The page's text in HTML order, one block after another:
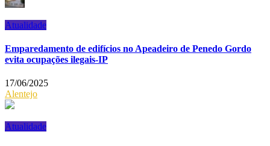
Atualidade
Emparedamento de edifícios no Apeadeiro de Penedo Gordo
evita ocupações ilegais-IP
17/06/2025
Alentejo
Atualidade